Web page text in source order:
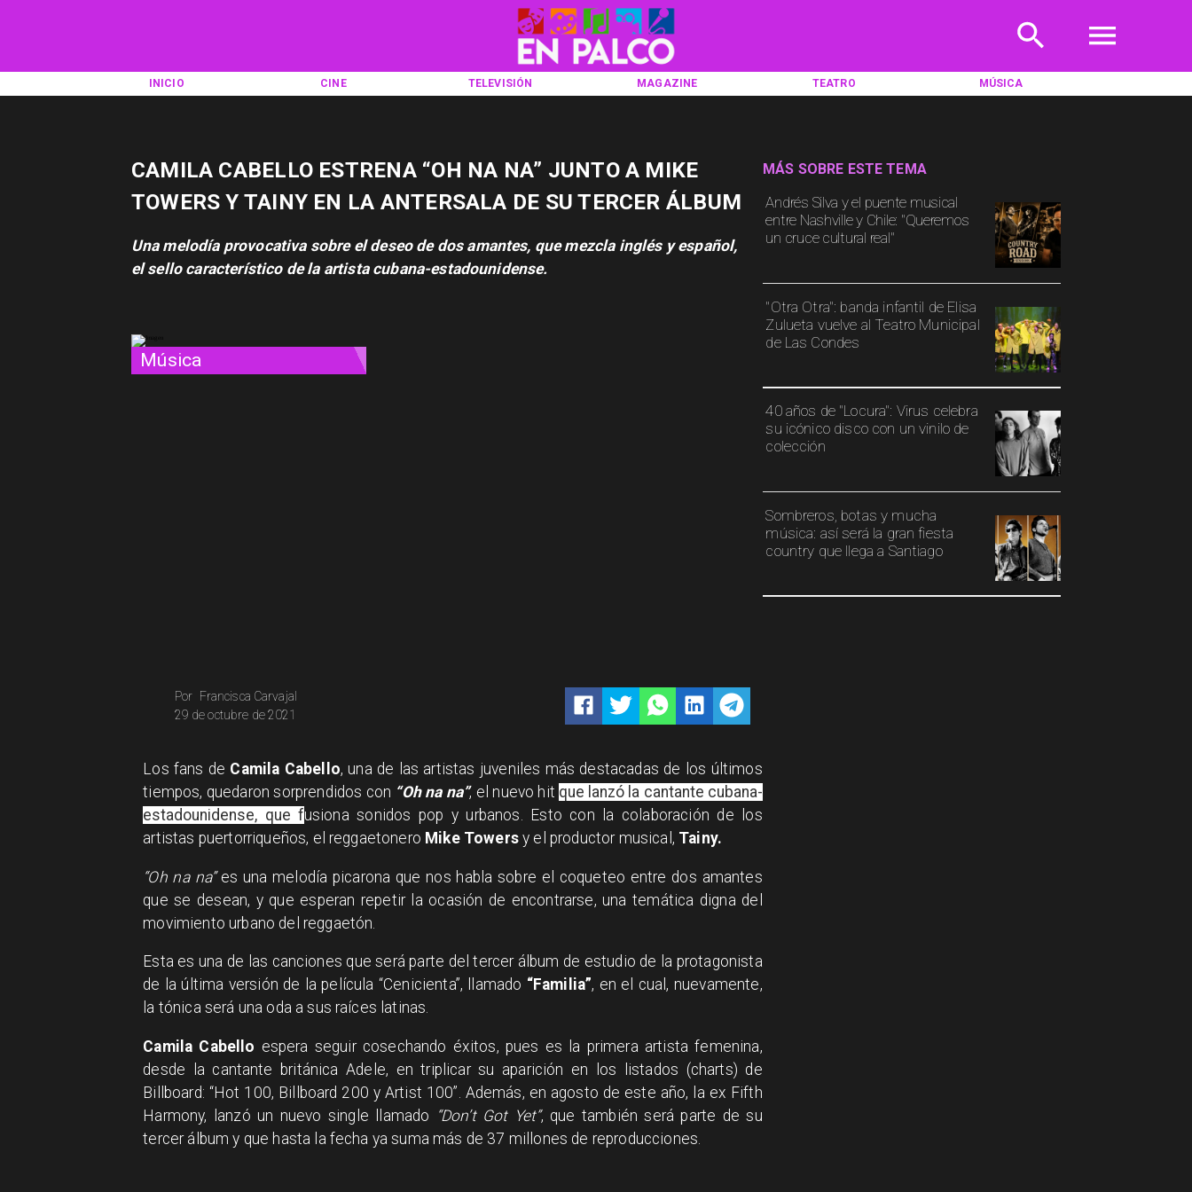
INICIO CINE TELEVISIÓN MAGAZINE TEATRO MÚSICA
Música
Francisca Carvajal
Por
29 de octubre de 2021
Andrés Silva y el puente musical
entre Nashville y Chile: "Queremos
un cruce cultural real"
"Otra Otra": banda infantil de Elisa
Zulueta vuelve al Teatro Municipal
de Las Condes
40 años de "Locura": Virus celebra
su icónico disco con un vinilo de
colección
Sombreros, botas y mucha
música: así será la gran fiesta
country que llega a Santiago
MÁS SOBRE ESTE TEMA
CAMILA CABELLO ESTRENA “OH NA NA” JUNTO A MIKE
TOWERS Y TAINY EN LA ANTERSALA DE SU TERCER ÁLBUM
Una melodía provocativa sobre el deseo de dos amantes, que mezcla inglés y español,
el sello característico de la artista cubana-estadounidense.
Los fans de Camila Cabello, una de las artistas juveniles más destacadas de los últimos
tiempos, quedaron sorprendidos con “Oh na na”, el nuevo hit que lanzó la cantante cubana-
estadounidense, que fusiona sonidos pop y urbanos. Esto con la colaboración de los
artistas puertorriqueños, el reggaetonero Mike Towersy el productor musical, Tainy.
“Oh na na”es una melodía picarona que nos habla sobre el coqueteo entre dos amantes
que se desean, y que esperan repetir la ocasión de encontrarse, una temática digna del
movimiento urbano del reggaetón.
Esta es una de las canciones que será parte del tercer álbum de estudio de la protagonista
de la última versión de la película “Cenicienta”, llamado “Familia”, en el cual, nuevamente,
la tónica será una oda a sus raíces latinas.
Camila Cabello espera seguir cosechando éxitos, pues es la primera artista femenina,
desde la cantante británica Adele, en triplicar su aparición en los listados (charts) de
Billboard: “Hot 100, Billboard 200 y Artist 100”. Además, en agosto de este año, la ex Fifth
Harmony, lanzó un nuevo single llamado “Don’t Got Yet”, que también será parte de su
tercer álbum y que hasta la fecha ya suma más de 37 millones de reproducciones.